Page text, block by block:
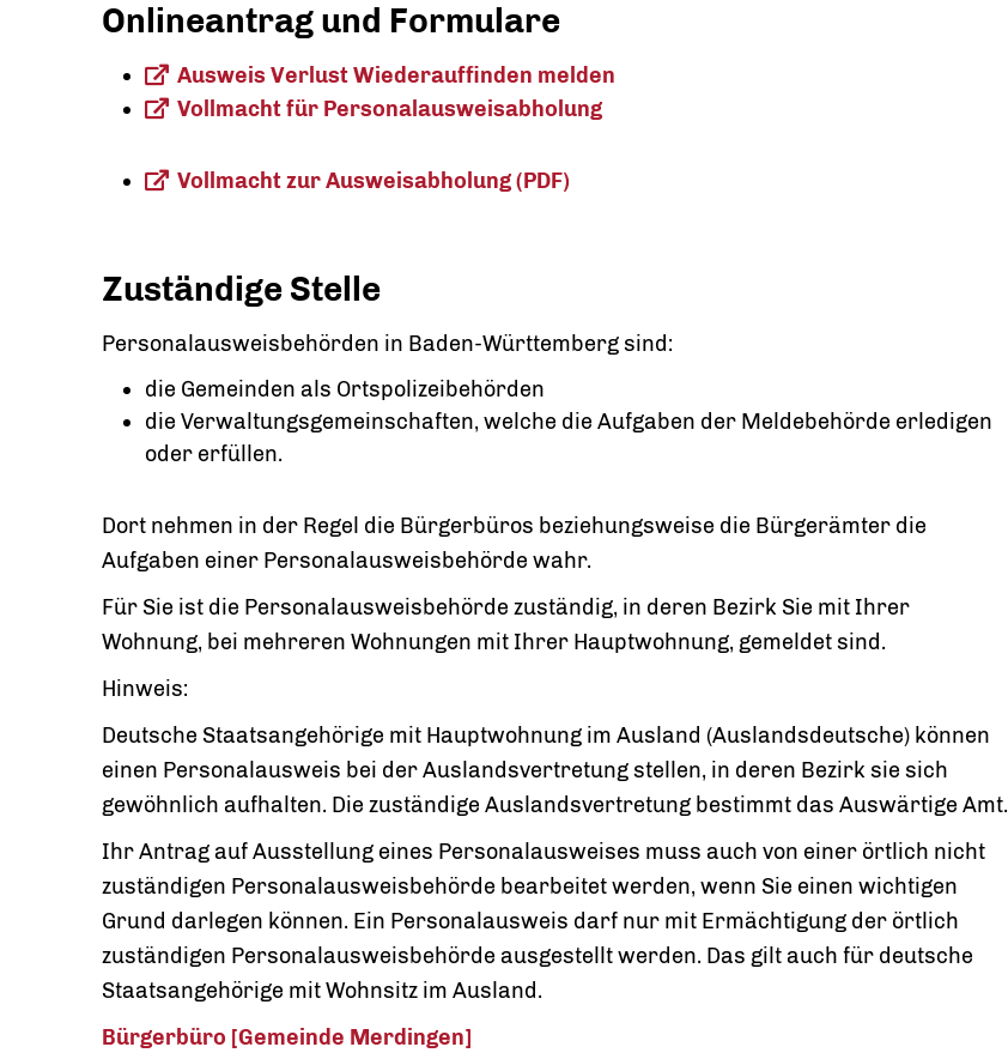
Onlineantrag und Formulare
Ausweis Verlust Wiederauffinden melden
Vollmacht für Personalausweisabholung
Vollmacht zur Ausweisabholung (PDF)
Zuständige Stelle
Personalausweisbehörden in Baden-Württemberg sind:
die Gemeinden als Ortspolizeibehörden
die Verwaltungsgemeinschaften, welche die Aufgaben der Meldebehörde erledigen
oder erfüllen.
Dort nehmen in der Regel die Bürgerbüros beziehungsweise die Bürgerämter die
Aufgaben einer Personalausweisbehörde wahr.
Für Sie ist die Personalausweisbehörde zuständig, in deren Bezirk Sie mit Ihrer
Wohnung, bei mehreren Wohnungen mit Ihrer Hauptwohnung, gemeldet sind.
Hinweis:
Deutsche Staatsangehörige mit Hauptwohnung im Ausland (Auslandsdeutsche) können
einen Personalausweis bei der Auslandsvertretung stellen, in deren Bezirk sie sich
gewöhnlich aufhalten. Die zuständige Auslandsvertretung bestimmt das Auswärtige Amt.
Ihr Antrag auf Ausstellung eines Personalausweises muss auch von einer örtlich nicht
zuständigen Personalausweisbehörde bearbeitet werden, wenn Sie einen wichtigen
Grund darlegen können. Ein Personalausweis darf nur mit Ermächtigung der örtlich
zuständigen Personalausweisbehörde ausgestellt werden. Das gilt auch für deutsche
Staatsangehörige mit Wohnsitz im Ausland.
Bürgerbüro [Gemeinde Merdingen]